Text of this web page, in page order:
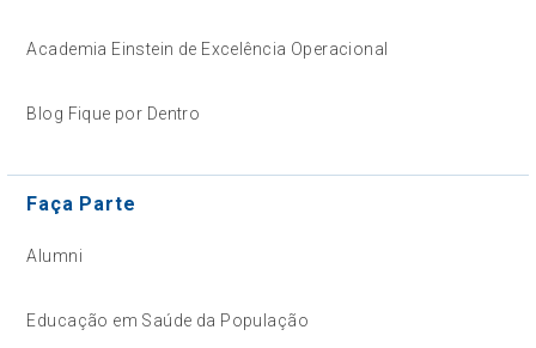
Academia Einstein de Excelência Operacional
Blog Fique por Dentro
Faça Parte
Alumni
Educação em Saúde da População